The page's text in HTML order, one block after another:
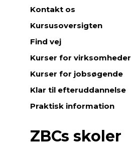
Kontakt os
Kursusoversigten
Find vej
Kurser for virksomheder
Kurser for jobsøgende
Klar til efteruddannelse
Praktisk information
ZBCs skoler